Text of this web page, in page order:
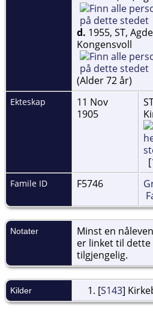
d. 1955, ST,
Kongensvoll
(Alder 72 år)
Ekteskap
11 Nov
1905
[
Famile ID F5746
Notater
Minst en
er linket til
tilgjengelig.
Kilder [S143]